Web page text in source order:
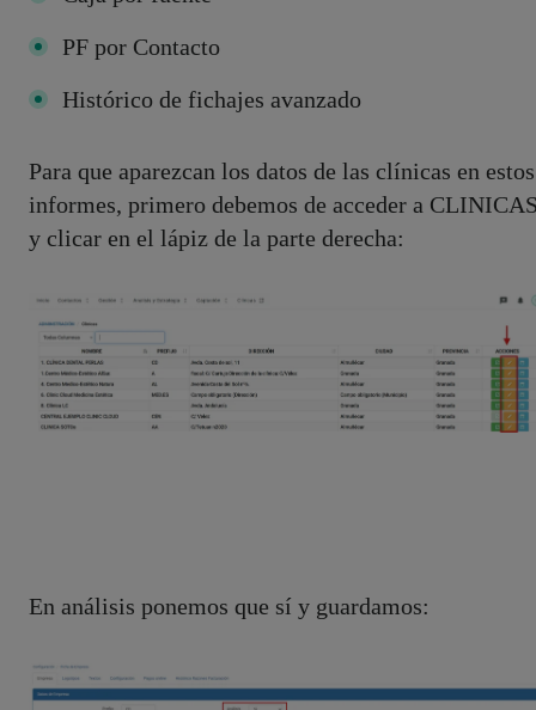
PF por Contacto
Histórico de fichajes avanzado
Para que aparezcan los datos de las clínicas en estos
informes, primero debemos de acceder a
y clicar en el lápiz de la parte derecha:
En análisis ponemos que sí y guardamos: